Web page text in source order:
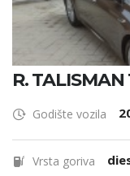
R. TALISMAN
Godište vozila
Vrsta goriva